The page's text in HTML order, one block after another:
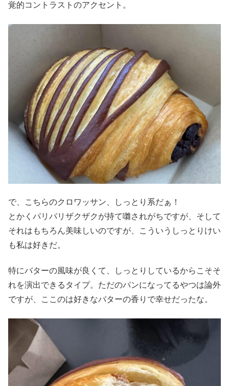
覚的コントラストのアクセント。
で、こちらのクロワッサン、しっとり系だぁ！
とかくパリパリザクザクが持て囃されがちですが、そして
それはもちろん美味しいのですが、こういうしっとりけい
も私は好きだ。
特にバターの風味が良くて、しっとりしているからこそそ
れを演出できるタイプ。ただのパンになってるやつは論外
ですが、ここのは好きなバターの香りで幸せだったな。